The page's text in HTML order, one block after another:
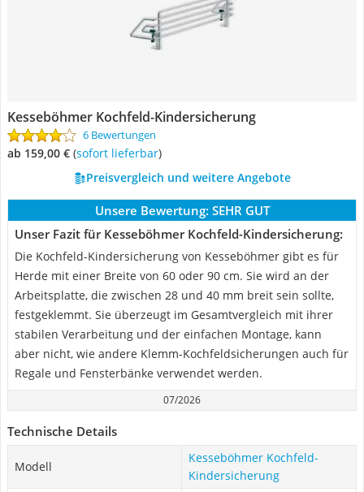
Kesseböhmer Kochfeld-Kindersicherung
6 Bewertungen
ab 159,00 € ( Sofort lieferbar)
Preisvergleich und weitere Angebote
Unsere Bewertung: SEHR GUT
Unser Fazit für Kesseböhmer Kochfeld-Kindersicherung:
Die Kochfeld-Kindersicherung von Kesseböhmer gibt es für
Herde mit einer Breite von 60 oder 90 cm. Sie wird an der
Arbeitsplatte, die zwischen 28 und 40 mm breit sein sollte,
festgeklemmt. Sie überzeugt im Gesamtvergleich mit ihrer
stabilen Verarbeitung und der einfachen Montage, kann
aber nicht, wie andere Klemm-Kochfeldsicherungen auch für
Regale und Fensterbänke verwendet werden.
07/2026
Technische Details
Modell
Kesseböhmer Kochfeld-
Kindersicherung